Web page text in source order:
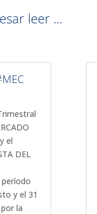
leer ...
el
DEL
y el 31
la